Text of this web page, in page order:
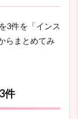
3件を「インス
らまとめてみ
件